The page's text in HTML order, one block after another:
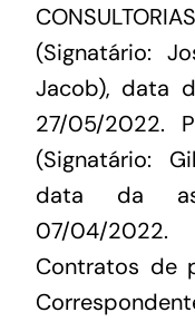
(Signatário:
Jacob), data
27/05/2022.
(Signatário:
data da
07/04/
Contratos de